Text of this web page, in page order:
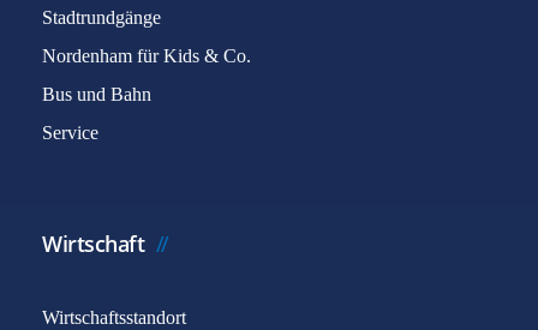
Stadtrundgänge
Nordenham für Kids & Co.
Bus und Bahn
Service
Wirtschaft
Wirtschaftsstandort